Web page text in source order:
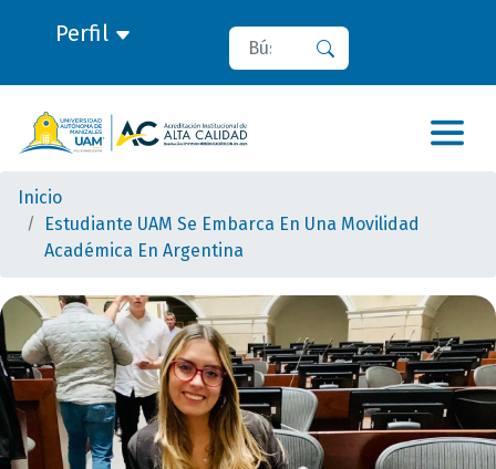
Perfil Buscar
Inicio
Estudiante UAM Se Embarca En Una Movilidad
Académica En Argentina